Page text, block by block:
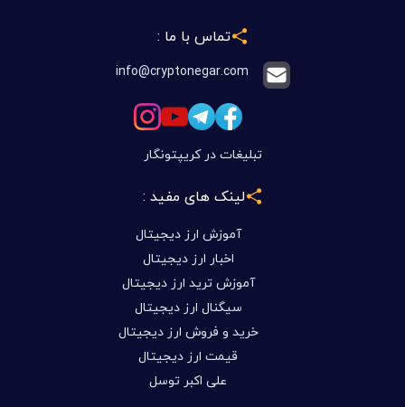
تماس با ما :
info@cryptonegar.com
تبلیغات در کریپتونگار
لینک های مفید :
آموزش ارز دیجیتال
اخبار ارز دیجیتال
آموزش ترید ارز دیجیتال
سیگنال ارز دیجیتال
خرید و فروش ارز دیجیتال
قیمت ارز دیجیتال
علی اکبر توسل